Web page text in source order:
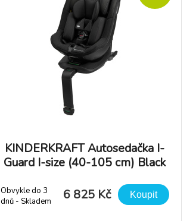
KINDERKRAFT Autosedačka I-
Guard I-size (40-105 cm) Black
Obvykle do 3
dnů - Skladem
6 825 Kč Koupit